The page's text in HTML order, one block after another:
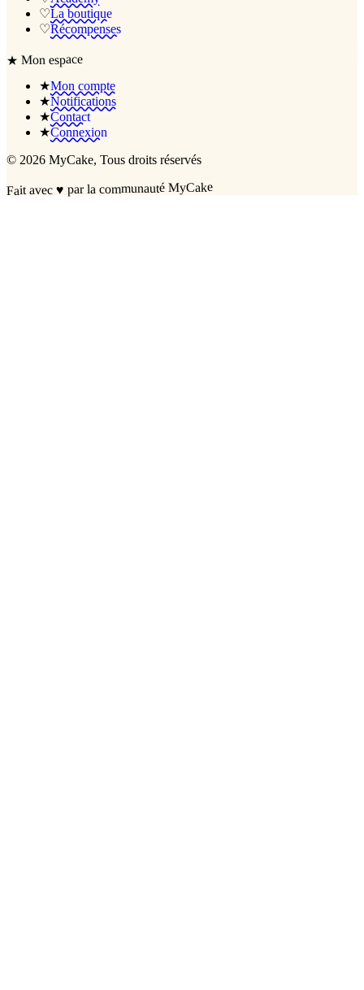
♡La boutique
♡Récompenses
★Mon espace
★Mon compte
★Notifications
★Contact
★Connexion
© 2026 MyCake, Tous droits réservés
Fait avec♥ par la communauté MyCake